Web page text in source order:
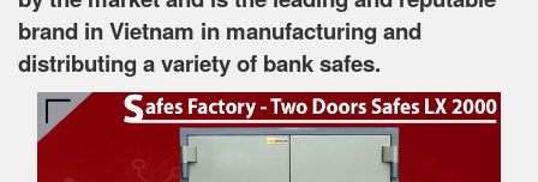
brand in Vietnam in manufacturing and
distributing a variety of bank safes.